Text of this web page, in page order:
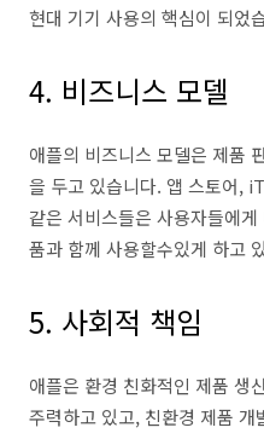
현대 기기 사용의 핵심이 되었
4. 비즈니스 모델
애플의 비즈니스 모델은 제품
을 두고 있습니다. 앱 스토어
같은 서비스들은 사용자들에
품과 함께 사용할수있게 하고
5. 사회적 책임
애플은 환경 친화적인 제품 생
주력하고 있고, 친환경 제품 개